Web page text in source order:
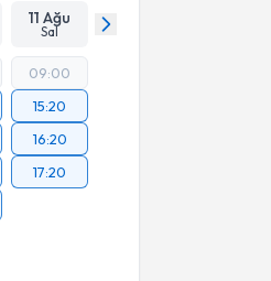
11 Ağu
Sal
09:00
15:20
16:20
17:20